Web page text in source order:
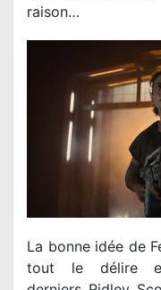
raison…
La bonne idée de
tout le délire